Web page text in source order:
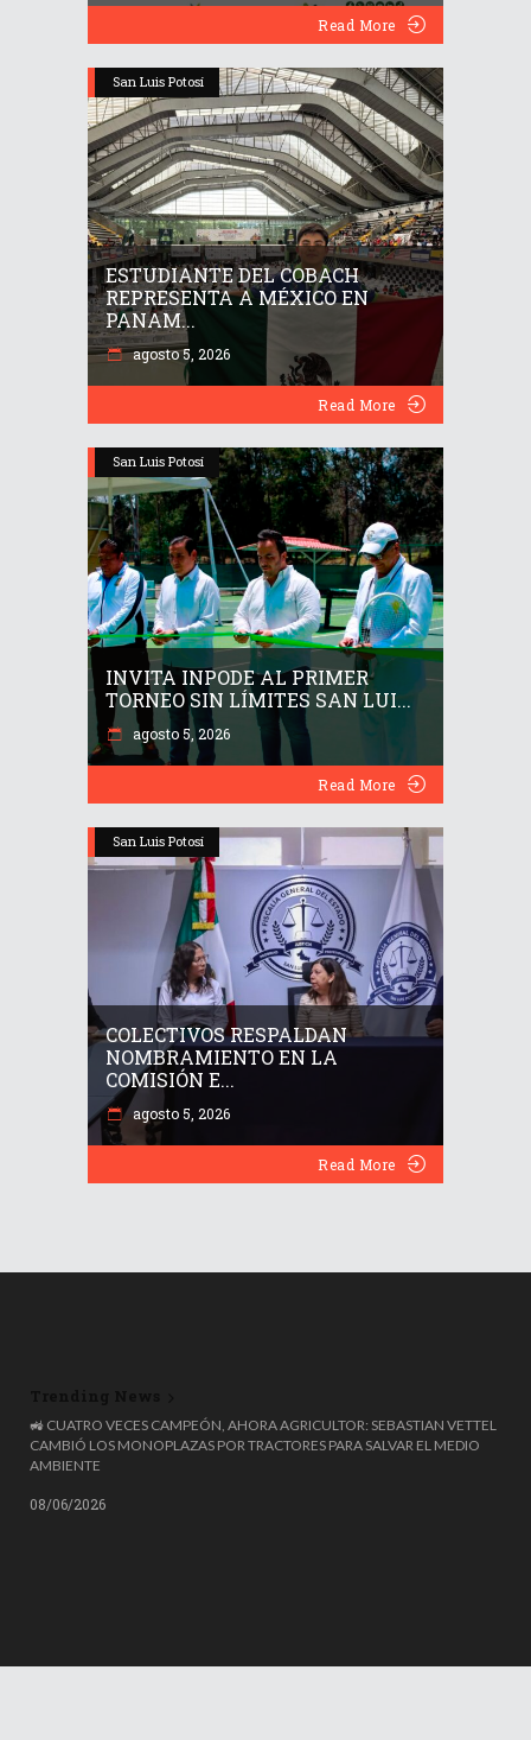
Read More
San Luis Potosí
ESTUDIANTE DEL COBACH
REPRESENTA A MÉXICO EN
PANAM...
agosto 5, 2026
Read More
San Luis Potosí
INVITA INPODE AL PRIMER
TORNEO SIN LÍMITES SAN LUI...
agosto 5, 2026
Read More
San Luis Potosí
COLECTIVOS RESPALDAN
NOMBRAMIENTO EN LA
COMISIÓN E...
agosto 5, 2026
Read More
🚜 CUATRO VECES CAMPEÓN, AHORA AGRICULTOR: SEBASTIAN VETTEL
CAMBIÓ LOS MONOPLAZAS POR TRACTORES PARA SALVAR EL MEDIO
AMBIENTE
08/06/2026